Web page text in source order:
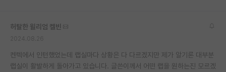
허탈한 윌리엄 켈빈
켄텍에서 인턴했었는데 랩실마다 상황은 다 다르겠지만 제가 알기론 대부분
랩실이 활발하게 돌아가고 있습니다. 글쓴이께서 어떤 랩을 원하는진 모르겠